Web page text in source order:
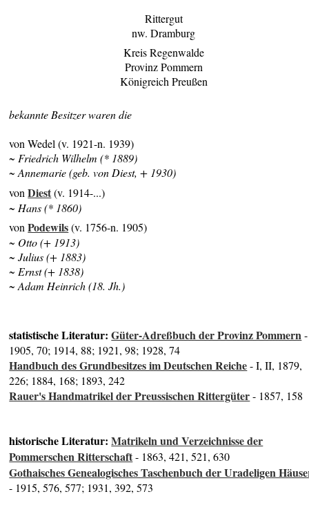
Rittergut
nw. Dramburg
Kreis Regenwalde
Provinz Pommern
Königreich Preußen
bekannte Besitzer waren die
von Wedel (v. 1921-n. 1939)
~ Friedrich Wilhelm (* 1889)
~ Annemarie (geb. von Diest, + 1930)
vonDiest(v. 1914-...)
~ Hans (* 1860)
vonPodewils(v. 1756-n. 1905)
~ Otto (+ 1913)
~ Julius (+ 1883)
~ Ernst (+ 1838)
~ Adam Heinrich (18. Jh.)
statistische Literatur:Güter-Adreßbuch der Provinz Pommern-
1905, 70; 1914, 88; 1921, 98; 1928, 74
Handbuch des Grundbesitzes im Deutschen Reiche- I, II, 1879,
226; 1884, 168; 1893, 242
Rauer's Handmatrikel der Preussischen Rittergüter- 1857, 158
historische Literatur:Matrikeln und Verzeichnisse der
Pommerschen Ritterschaft- 1863, 421, 521, 630
Gothaisches Genealogisches Taschenbuch der Uradeligen
- 1915, 576, 577; 1931, 392, 573